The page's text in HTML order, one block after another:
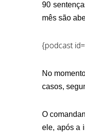
90
mês são
{podcast
No
casos,
O
ele, após a